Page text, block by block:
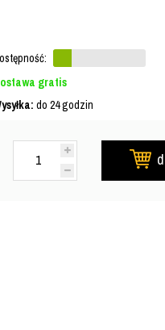
gratis
do 24 godzin